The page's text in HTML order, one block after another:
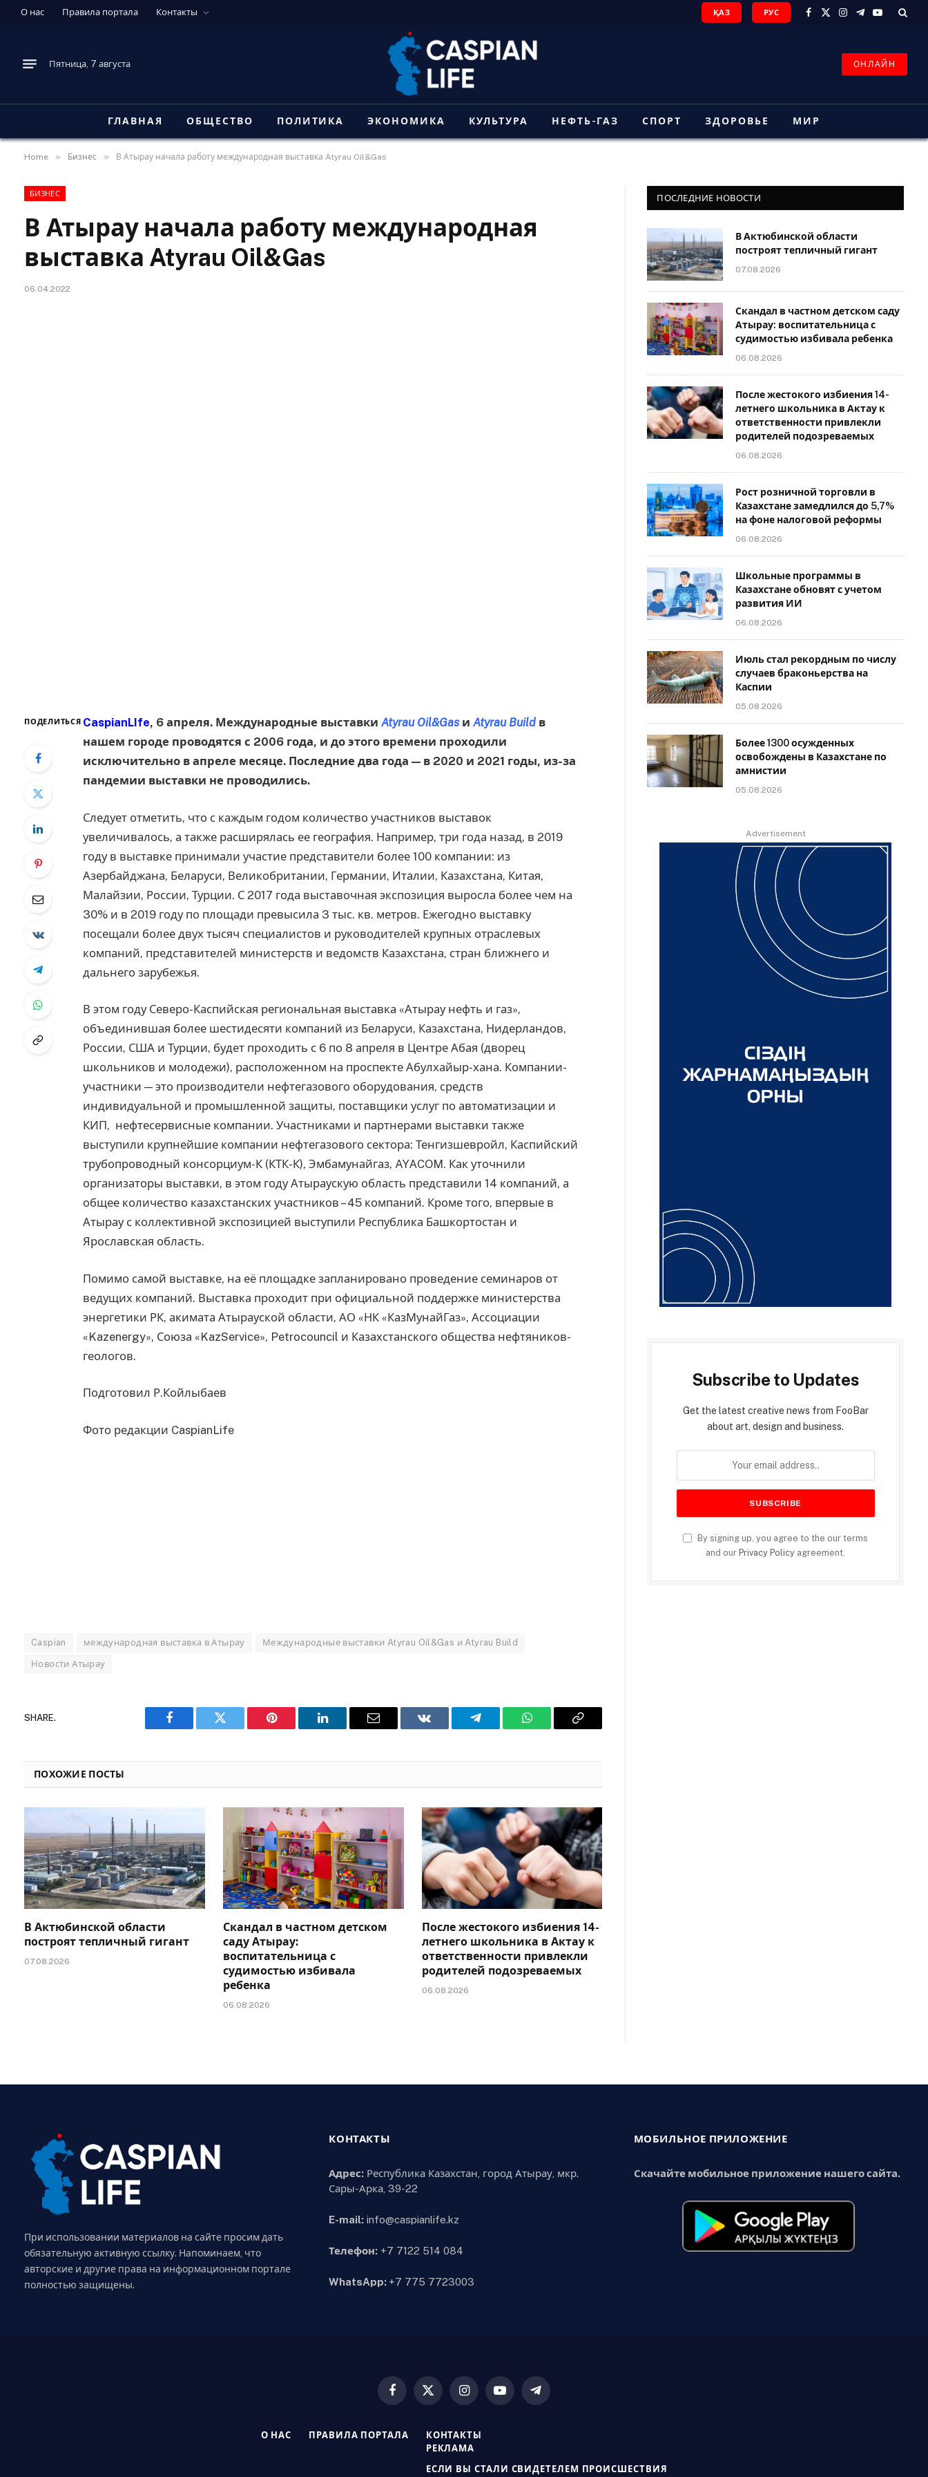
О нас Правила портала Контакты ҚАЗ РУС
Facebook
X
Instagram
Telegram
YouTube
Пятница, 7 августа ОНЛАЙН
ГЛАВНАЯ ОБЩЕСТВО ПОЛИТИКА ЭКОНОМИКА КУЛЬТУРА НЕФТЬ-ГАЗ СПОРТ ЗДОРОВЬЕ МИР
Home » Бизнес » В Атырау начала работу международная выставка Atyrau Oil&Gas
БИЗНЕС
В Атырау начала работу международная
выставка Atyrau Oil&Gas
06.04.2022
ПОДЕЛИТЬСЯ CaspianLIfe, 6 апреля. Международные выставки Atyrau Oil&Gasи Atyrau Buildв
нашем городе проводятся с 2006 года, и до этого времени проходили
исключительно в апреле месяце. Последние два года — в 2020 и 2021 годы, из-за
пандемии выставки не проводились.
Следует отметить, что с каждым годом количество участников выставок
увеличивалось, а также расширялась ее география. Например, три года назад, в 2019
году в выставке принимали участие представители более 100 компании: из
Азербайджана, Беларуси, Великобритании, Германии, Италии, Казахстана, Китая,
Малайзии, России, Турции. С 2017 года выставочная экспозиция выросла более чем на
30% и в 2019 году по площади превысила 3 тыс. кв. метров. Ежегодно выставку
посещали более двух тысяч специалистов и руководителей крупных отраслевых
компаний, представителей министерств и ведомств Казахстана, стран ближнего и
дальнего зарубежья.
В этом году Северо-Каспийская региональная выставка «Атырау нефть и газ»,
объединившая более шестидесяти компаний из Беларуси, Казахстана, Нидерландов,
России, США и Турции, будет проходить с 6 по 8 апреля в Центре Абая (дворец
школьников и молодежи), расположенном на проспекте Абулхайыр-хана. Компании-
участники — это производители нефтегазового оборудования, средств
индивидуальной и промышленной защиты, поставщики услуг по автоматизации и
КИП, нефтесервисные компании. Участниками и партнерами выставки также
выступили крупнейшие компании нефтегазового сектора: Тенгизшевройл, Каспийский
трубопроводный консорциум-К (КТК-К), Эмбамунайгаз, AYАCOM. Как уточнили
организаторы выставки, в этом году Атыраускую область представили 14 компаний, а
общее количество казахстанских участников – 45 компаний. Кроме того, впервые в
Атырау с коллективной экспозицией выступили Республика Башкортостан и
Ярославская область.
Помимо самой выставке, на её площадке запланировано проведение семинаров от
ведущих компаний. Выставка проходит при официальной поддержке министерства
энергетики РК, акимата Атырауской области, АО «НК «КазМунайГаз», Ассоциации
«Kazenergy», Союза «KazService», Petrocouncil и Казахстанского общества нефтяников-
геологов.
Подготовил Р.Койлыбаев
Фото редакции CaspianLife
Caspian международная выставка в Атырау Международные выставки Atyrau Oil&Gas и Atyrau Build
Новости Атырау
SHARE.
Facebook Twitter Pinterest LinkedIn Email VKontakteTelegram WhatsAppCopy
ПОХОЖИЕ ПОСТЫ
В Актюбинской области
построят тепличный гигант
07.08.2026
Скандал в частном детском
саду Атырау:
воспитательница с
судимостью избивала
ребенка
06.08.2026
После жестокого избиения 14-
летнего школьника в Актау к
ответственности привлекли
родителей подозреваемых
06.08.2026
ПОСЛЕДНИЕ НОВОСТИ
В Актюбинской области
построят тепличный гигант
07.08.2026
Скандал в частном детском саду
Атырау: воспитательница с
судимостью избивала ребенка
06.08.2026
После жестокого избиения 14-
летнего школьника в Актау к
ответственности привлекли
родителей подозреваемых
06.08.2026
Рост розничной торговли в
Казахстане замедлился до 5,7%
на фоне налоговой реформы
06.08.2026
Школьные программы в
Казахстане обновят с учетом
развития ИИ
06.08.2026
Июль стал рекордным по числу
случаев браконьерства на
Каспии
05.08.2026
Более 1300 осужденных
освобождены в Казахстане по
амнистии
05.08.2026
Advertisement
Subscribe to Updates
Get the latest creative news from FooBar
about art, design and business.
By signing up, you agree to the our terms
and our Privacy Policy agreement.
При использовании материалов на сайте просим дать
обязательную активную ссылку. Напоминаем, что
авторские и другие права на информационном портале
полностью защищены.
КОНТАКТЫ
Адрес: Республика Казахстан, город Атырау, мкр.
Сары-Арка, 39-22
E-mail: info@caspianlife.kz
Телефон: +7 7122 514 084
WhatsApp: +7 775 7723003
МОБИЛЬНОЕ ПРИЛОЖЕНИЕ
Скачайте мобильное приложение нашего сайта.
Facebook
X
InstagramYouTubeTelegram
О НАС ПРАВИЛА ПОРТАЛА
КОНТАКТЫ
РЕКЛАМА
ЕСЛИ ВЫ СТАЛИ СВИДЕТЕЛЕМ ПРОИСШЕСТВИЯ